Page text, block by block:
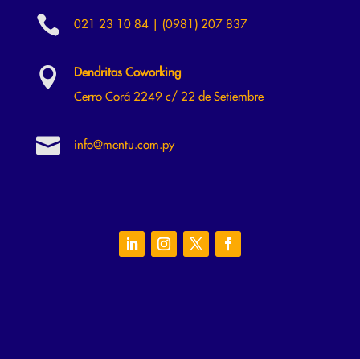
 021 23 10 84 | (0981) 207 837

Dendritas Coworking
Cerro Corá 2249 c/ 22 de Setiembre
 info@mentu.com.py